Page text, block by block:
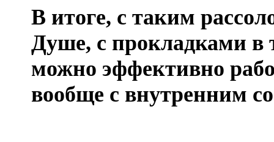
В итоге, с таким
Душе, с прокладками в
можно эффективно
вообще с внутренним